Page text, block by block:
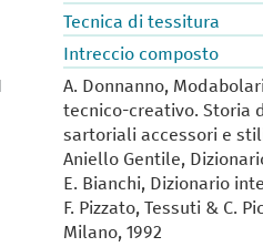
Tecnica di tessitura
Intreccio composto
A. Donnanno,
tecnico-creativo. Storia
sartoriali accessori e
Aniello Gentile,
E. Bianchi, Dizionario
F. Pizzato, Tessuti & C.
Milano, 1992